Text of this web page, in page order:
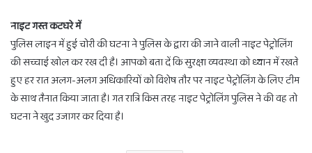
नाइट गस्त कटघरे में
पुलिस लाइन में हुई चोरी की घटना ने पुलिस के द्वारा की जाने वाली नाइट पेट्रोलिंग
की सच्चाई खोल कर रख दी है। आपको बता दें कि सुरक्षा व्यवस्था को ध्यान में रखते
हुए हर रात अलग-अलग अधिकारियों को विशेष तौर पर नाइट पेट्रोलिंग के लिए टीम
के साथ तैनात किया जाता है। गत रात्रि किस तरह नाइट पेट्रोलिंग पुलिस ने की वह तो
घटना ने खुद उजागर कर दिया है।